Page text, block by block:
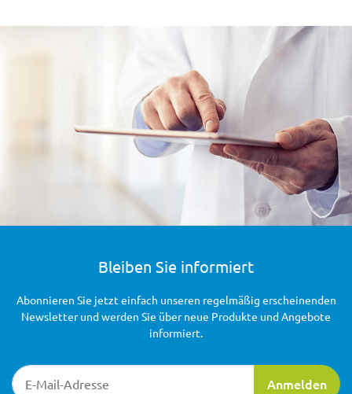
Bleiben Sie informiert
Newsletter-Registrierung
Anmelden
Abonnieren Sie jetzt einfach unseren regelmäßig erscheinenden
Newsletter und werden Sie über neue Produkte und Angebote
informiert.